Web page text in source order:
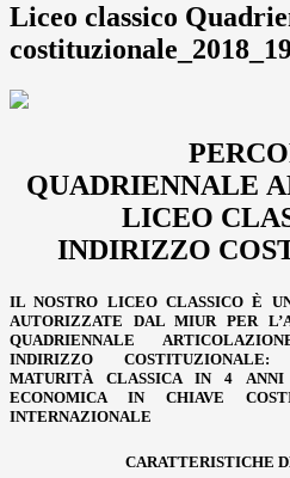
Liceo classico
QUADRIENNALE
LICEO
INDIRIZZO
IL NOSTRO LICEO CLASSICO È
AUTORIZZATE DAL MIUR PER
QUADRIENNALE
INDIRIZZO
MATURITÀ CLASSICA IN 4
ECONOMICA IN CHIAVE
INTERNAZIONALE
CARATTERISTICHE